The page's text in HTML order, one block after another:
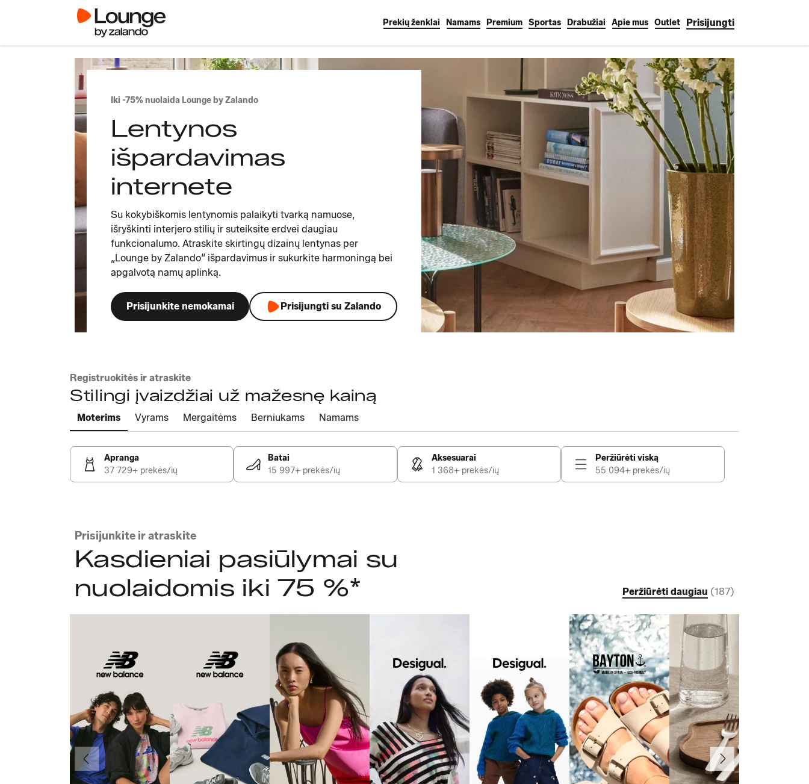
Prekių ženklai Namams Premium Sportas Drabužiai Apie mus Outlet Prisijungti
Iki -75% nuolaida Lounge by Zalando
Lentynos
išpardavimas
internete
Su kokybiškomis lentynomis palaikyti tvarką namuose,
išryškinti interjero stilių ir suteiksite erdvei daugiau
funkcionalumo. Atraskite skirtingų dizainų lentynas per
„Lounge by Zalando“ išpardavimus ir sukurkite harmoningą bei
apgalvotą namų aplinką.
Prisijunkite nemokamai Prisijungti su Zalando
Registruokitės ir atraskite
Stilingi įvaizdžiai už mažesnę kainą
Moterims Vyrams Mergaitėms Berniukams Namams
Apranga
37 729+ prekės/ių
Batai
15 997+ prekės/ių
Aksesuarai
1 368+ prekės/ių
Peržiūrėti viską
55 094+ prekės/ių
Prisijunkite ir atraskite
Kasdieniai pasiūlymai su
nuolaidomis iki 75 %*
Peržiūrėti daugiau (187)
Ankstesnis Toliau